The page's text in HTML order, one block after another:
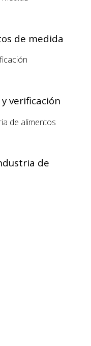
de medida
verificación
de